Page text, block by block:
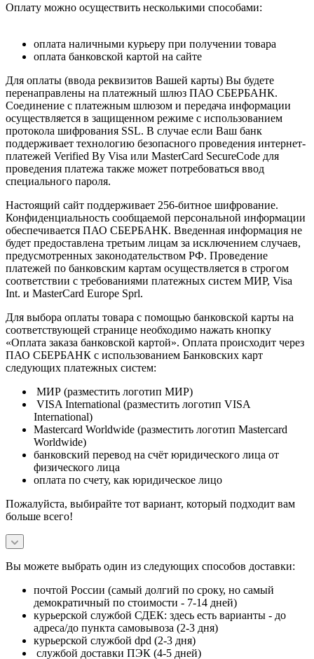
Оплату можно осуществить несколькими способами:
оплата наличными курьеру при получении товара
оплата банковской картой на сайте
Для оплаты (ввода реквизитов Вашей карты) Вы будете
перенаправлены на платежный шлюз ПАО СБЕРБАНК.
Соединение с платежным шлюзом и передача информации
осуществляется в защищенном режиме с использованием
протокола шифрования SSL. В случае если Ваш банк
поддерживает технологию безопасного проведения интернет-
платежей Verified By Visa или MasterCard SecureCode для
проведения платежа также может потребоваться ввод
специального пароля.
Настоящий сайт поддерживает 256-битное шифрование.
Конфиденциальность сообщаемой персональной информации
обеспечивается ПАО СБЕРБАНК. Введенная информация не
будет предоставлена третьим лицам за исключением случаев,
предусмотренных законодательством РФ. Проведение
платежей по банковским картам осуществляется в строгом
соответствии с требованиями платежных систем МИР, Visa
Int. и MasterCard Europe Sprl.
Для выбора оплаты товара с помощью банковской карты на
соответствующей странице необходимо нажать кнопку
«Оплата заказа банковской картой». Оплата происходит через
ПАО СБЕРБАНК с использованием Банковских карт
следующих платежных систем:
МИР (разместить логотип МИР)
VISA International (разместить логотип VISA
International)
Mastercard Worldwide (разместить логотип Mastercard
Worldwide)
банковский перевод на счёт юридического лица от
физического лица
оплата по счету, как юридическое лицо
Пожалуйста, выбирайте тот вариант, который подходит вам
больше всего!
Вы можете выбрать один из следующих способов доставки:
почтой России (самый долгий по сроку, но самый
демократичный по стоимости - 7-14 дней)
курьерской службой СДЕК: здесь есть варианты - до
адреса/до пункта самовывоза (2-3 дня)
курьерской службой dpd (2-3 дня)
службой доставки ПЭК (4-5 дней)